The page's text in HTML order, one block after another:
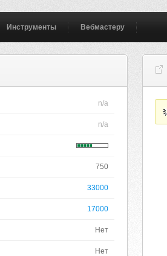
Инструменты Вебмастеру
n/a
n/a
750
33000
17000
Нет
Нет